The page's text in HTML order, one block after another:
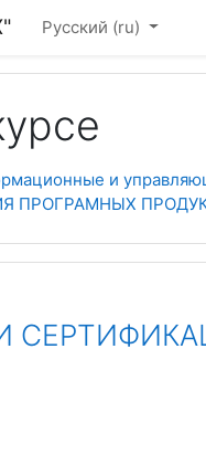
Русский ‎(ru)‎
и
ПРОГРАМНЫХ